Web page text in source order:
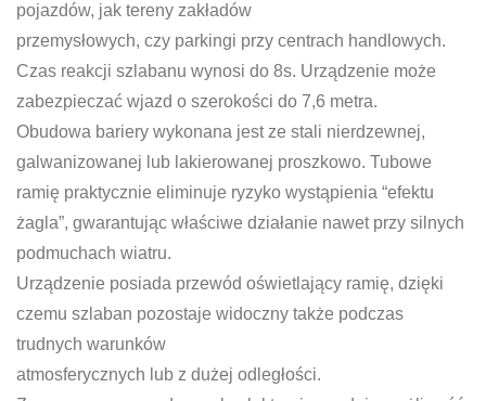
pojazdów, jak tereny zakładów
przemysłowych, czy parkingi przy centrach handlowych.
Czas reakcji szlabanu wynosi do 8s. Urządzenie może
zabezpieczać wjazd o szerokości do 7,6 metra.
Obudowa bariery wykonana jest ze stali nierdzewnej,
galwanizowanej lub lakierowanej proszkowo. Tubowe
ramię praktycznie eliminuje ryzyko wystąpienia “efektu
żagla”, gwarantując właściwe działanie nawet przy silnych
podmuchach wiatru.
Urządzenie posiada przewód oświetlający ramię, dzięki
czemu szlaban pozostaje widoczny także podczas
trudnych warunków
atmosferycznych lub z dużej odległości.